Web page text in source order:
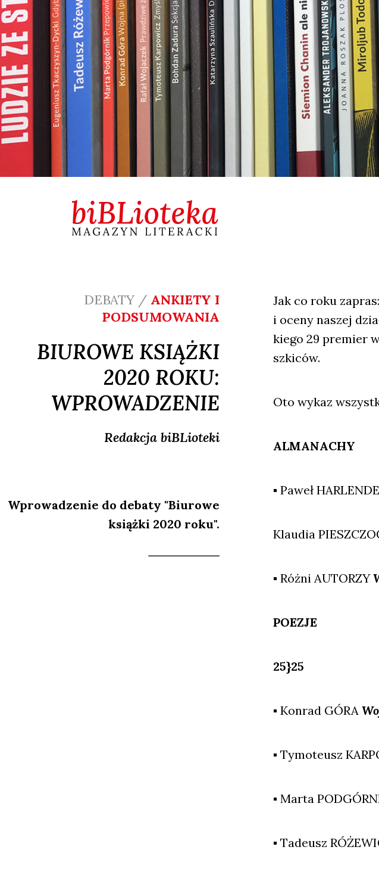
DEBATY / ANKIETY I
PODSUMOWANIA
BIUROWE KSIĄŻKI
2020 ROKU:
WPROWADZENIE
Redakcja biBLioteki
Wprowadzenie do debaty "Biurowe
książki 2020 roku".
Jak co roku
i oce­ny naszej
kie­go 29 pre­mier
szki­ców.
Oto wykaz
ALMANACHY
▪ Paweł
Klau­dia
▪ Róż­ni AUTORZY
POEZJE
25}25
▪ Kon­rad GÓRA
▪ Tymo­te­usz
▪ Mar­ta
▪ Tade­usz